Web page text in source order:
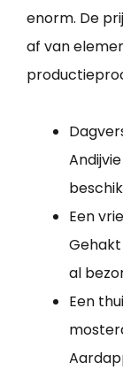
enorm. De
af van
Een
al
Een